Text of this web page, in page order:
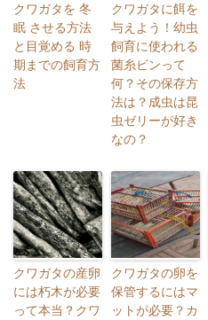
クワガタを 冬
眠 させる方法
と目覚める 時
期までの飼育方
法
クワガタに餌を
与えよう！幼虫
飼育に使われる
菌糸ビンって
何？その保存方
法は？成虫は昆
虫ゼリーが好き
なの？
クワガタの産卵
には朽木が必要
って本当？クワ
クワガタの卵を
保管するにはマ
ットが必要？カ